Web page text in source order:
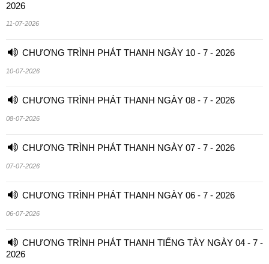
2026
11-07-2026
CHƯƠNG TRÌNH PHÁT THANH NGÀY 10 - 7 - 2026
10-07-2026
CHƯƠNG TRÌNH PHÁT THANH NGÀY 08 - 7 - 2026
08-07-2026
CHƯƠNG TRÌNH PHÁT THANH NGÀY 07 - 7 - 2026
07-07-2026
CHƯƠNG TRÌNH PHÁT THANH NGÀY 06 - 7 - 2026
06-07-2026
CHƯƠNG TRÌNH PHÁT THANH TIẾNG TÀY NGÀY 04 - 7 -
2026